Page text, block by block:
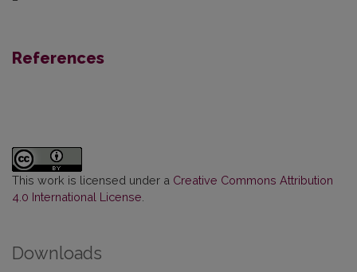
References
This work is licensed under a Creative Commons Attribution
4.0 International License
Downloads